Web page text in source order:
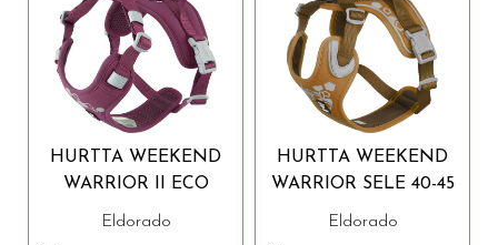
HURTTA WEEKEND
WARRIOR II ECO
HUNDESELE
Eldorado
HURTTA WEEKEND
WARRIOR SELE 40-45
CM ØRKEN
Eldorado